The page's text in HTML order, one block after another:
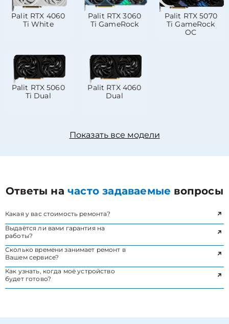
Palit RTX 4060
Ti White
Palit RTX 3060
Ti GameRock
Palit RTX 5070
Ti GameRock
OC
Palit RTX 5060
Ti Dual
Palit RTX 4060
Dual
Показать все модели
Ответы начасто задаваемые вопросы
Какая у вас стоимость ремонта?
Выдаётся ли вами гарантия на
работы?
Сколько времени занимает ремонт в
Вашем сервисе?
Как узнать, когда моё устройство
будет готово?